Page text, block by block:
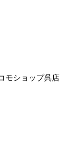
モショップ呉店